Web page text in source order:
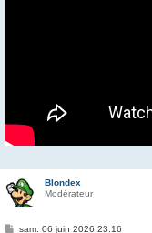
Blondex
Modérateur
Msam. 06 juin 2026 23:16